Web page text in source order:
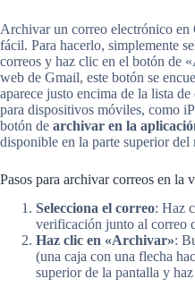
Archivar un correo electrónico en
fácil. Para hacerlo, simplemente
correos y haz clic en el botón de
web de Gmail, este botón se
aparece justo encima de la lista
para dispositivos móviles, como
botón de archivar en la
disponible en la parte superior del
Pasos para archivar correos en la
Selecciona el correo: Haz
verificación junto al correo
Haz clic en «Archivar»:
(una caja con una flecha
superior de la pantalla y